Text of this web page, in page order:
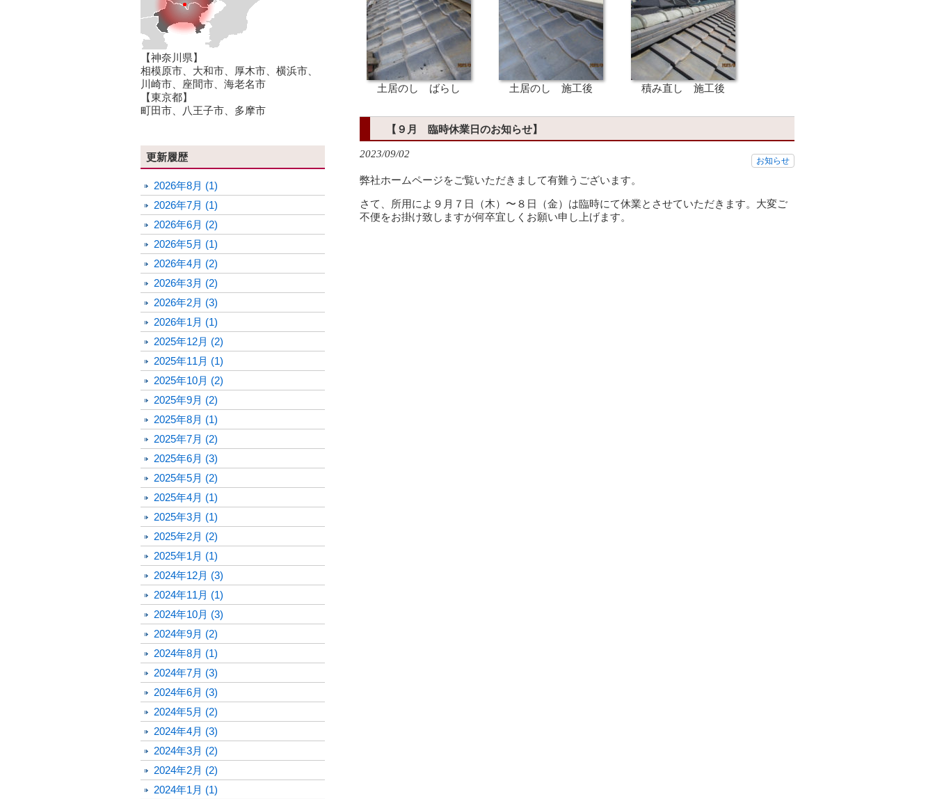
土居のし ばらし 土居のし 施工後 積み直し 施工後
【９月 臨時休業日のお知らせ】
2023/09/02
お知らせ
弊社ホームページをご覧いただきまして有難うございます。
さて、所用によ９月７日（木）〜８日（金）は臨時にて休業とさせていただきます。大変ご
不便をお掛け致しますが何卒宜しくお願い申し上げます。
【神奈川県】
相模原市、大和市、厚木市、横浜市、
川崎市、座間市、海老名市
【東京都】
町田市、八王子市、多摩市
更新履歴
2026年8月 (1)
2026年7月 (1)
2026年6月 (2)
2026年5月 (1)
2026年4月 (2)
2026年3月 (2)
2026年2月 (3)
2026年1月 (1)
2025年12月 (2)
2025年11月 (1)
2025年10月 (2)
2025年9月 (2)
2025年8月 (1)
2025年7月 (2)
2025年6月 (3)
2025年5月 (2)
2025年4月 (1)
2025年3月 (1)
2025年2月 (2)
2025年1月 (1)
2024年12月 (3)
2024年11月 (1)
2024年10月 (3)
2024年9月 (2)
2024年8月 (1)
2024年7月 (3)
2024年6月 (3)
2024年5月 (2)
2024年4月 (3)
2024年3月 (2)
2024年2月 (2)
2024年1月 (1)